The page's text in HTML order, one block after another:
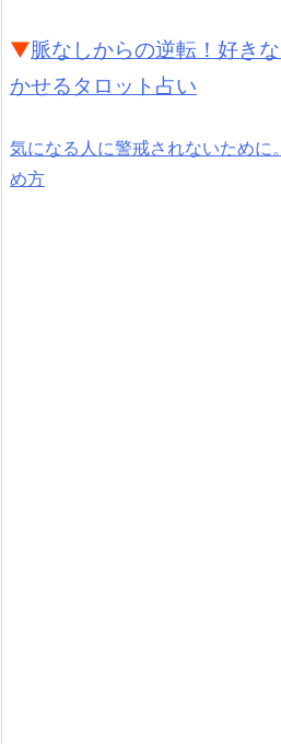
▼脈なしからの逆転！好き
かせるタロット占い
気になる人に警戒されないために
め方